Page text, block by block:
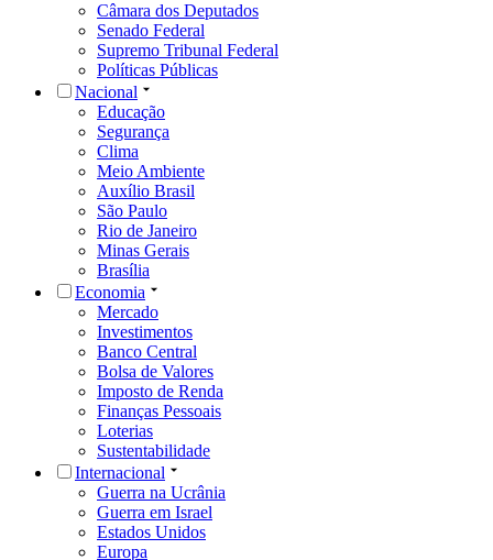
Câmara dos Deputados
Senado Federal
Supremo Tribunal Federal
Políticas Públicas
Nacional
Educação
Segurança
Clima
Meio Ambiente
Auxílio Brasil
São Paulo
Rio de Janeiro
Minas Gerais
Brasília
Economia
Mercado
Investimentos
Banco Central
Bolsa de Valores
Imposto de Renda
Finanças Pessoais
Loterias
Sustentabilidade
Internacional
Guerra na Ucrânia
Guerra em Israel
Estados Unidos
Europa